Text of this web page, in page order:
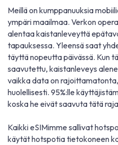
Meillä on kumppanuuksia
ympäri maailmaa. Verkon
alentaa kaistanleveyttä
tapauksessa. Yleensä saat
täyttä nopeutta päivässä. Kun
saavutettu, kaistanleveys
vaikka data on
huolellisesti. 95%:lle
koska he eivät saavuta tätä
Kaikki eSIMimme sallivat
käytät hotspotia tietokoneen